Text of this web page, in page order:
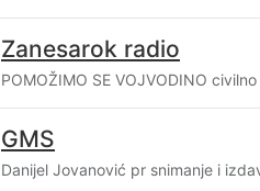
Zanesarok radio
POMOŽIMO SE VOJVODINO
GMS
Danijel Jovanović pr snimanje i